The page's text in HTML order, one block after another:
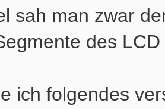
sah man zwar
des
ich folgendes